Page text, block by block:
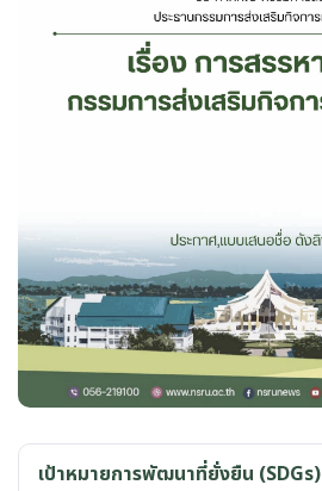
เป้าหมายการพัฒนาที่ยั่งยืน (SDGs)